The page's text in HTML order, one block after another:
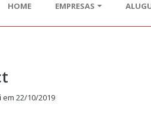
HOME EMPRESAS
em 22/10/2019